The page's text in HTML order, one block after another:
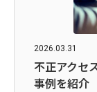
2026.03.31
不正アクセ
事例を紹介